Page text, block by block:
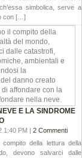
simbolica, serve a
con […]
E LA SINDROME
1:40 PM | 2 Commenti
della lettura della
devono salvarci dalle